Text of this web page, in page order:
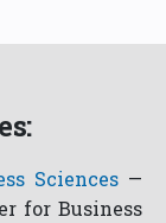
Sciences —
for Business